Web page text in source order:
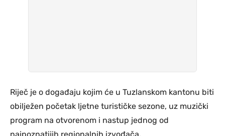
Riječ je o događaju kojim će u Tuzlanskom kantonu biti
obilježen početak ljetne turističke sezone, uz muzički
program na otvorenom i nastup jednog od